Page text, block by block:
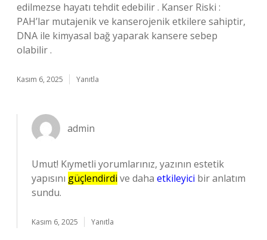
edilmezse hayatı tehdit edebilir . Kanser Riski :
PAH’lar mutajenik ve kanserojenik etkilere sahiptir,
DNA ile kimyasal bağ yaparak kansere sebep
olabilir .
Kasım 6, 2025 Yanıtla
admin
Umut! Kıymetli yorumlarınız, yazının estetik
yapısını güçlendirdi ve daha etkileyici bir anlatım
sundu.
Kasım 6, 2025 Yanıtla